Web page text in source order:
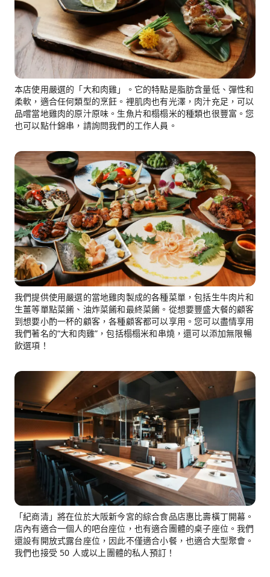
本店使用嚴選的「大和肉雞」。它的特點是脂肪含量低、彈性和
柔軟，適合任何類型的烹飪。裡肌肉也有光澤，肉汁充足，可以
品嚐當地雞肉的原汁原味。生魚片和榻榻米的種類也很豐富。您
也可以點什錦串，請詢問我們的工作人員。
我們提供使用嚴選的當地雞肉製成的各種菜單，包括生牛肉片和
生薑等單點菜餚、油炸菜餚和最終菜餚。從想要豐盛大餐的顧客
到想要小酌一杯的顧客，各種顧客都可以享用。您可以盡情享用
我們著名的“大和肉雞”，包括榻榻米和串燒，還可以添加無限暢
飲選項！
「紀商清」將在位於大阪新今宮的綜合食品店惠比壽橫丁開幕。
店內有適合一個人的吧台座位，也有適合團體的桌子座位。我們
還設有開放式露台座位，因此不僅適合小餐，也適合大型聚會。
我們也接受 50 人或以上團體的私人預訂！